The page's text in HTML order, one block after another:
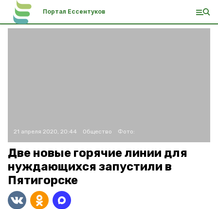
Портал Ессентуков
21 апреля 2020, 20:44 Общество Фото:
Две новые горячие линии для
нуждающихся запустили в
Пятигорске